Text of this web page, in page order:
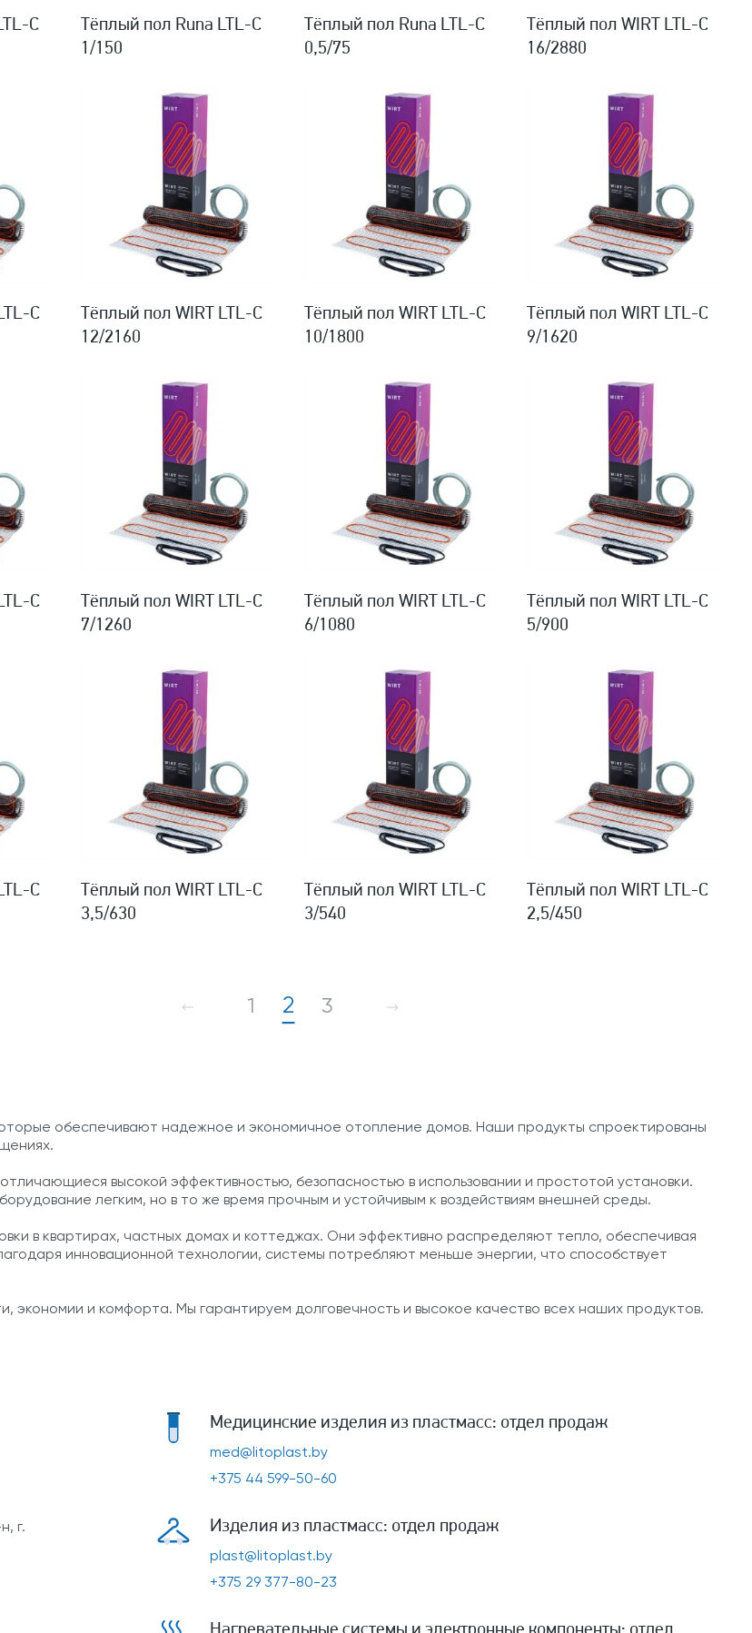
C
Тёплый пол Runa LTL-C
1/150
Тёплый пол Runa LTL-C
0,5/75
Тёплый пол WIRT LTL-C
16/2880
C
Тёплый пол WIRT LTL-C
12/2160
Тёплый пол WIRT LTL-C
10/1800
Тёплый пол WIRT LTL-C
9/1620
C
Тёплый пол WIRT LTL-C
7/1260
Тёплый пол WIRT LTL-C
6/1080
Тёплый пол WIRT LTL-C
5/900
C
Тёплый пол WIRT LTL-C
3,5/630
Тёплый пол WIRT LTL-C
3/540
Тёплый пол WIRT LTL-C
2,5/450
1 2 3
обеспечивают надежное и экономичное отопление домов. Наши продукты спроектированы
высокой эффективностью, безопасностью в использовании и простотой установки.
легким, но в то же время прочным и устойчивым к воздействиям внешней среды.
в квартирах, частных домах и коттеджах. Они эффективно распределяют тепло, обеспечивая
инновационной технологии, системы потребляют меньше энергии, что способствует
и комфорта. Мы гарантируем долговечность и высокое качество всех наших продуктов.
г.
Медицинские изделия из пластмасс: отдел продаж
med@litoplast.by
+375 44 599-50-60
Изделия из пластмасс: отдел продаж
plast@litoplast.by
+375 29 377-80-23
Нагревательные системы и электронные компоненты: отдел